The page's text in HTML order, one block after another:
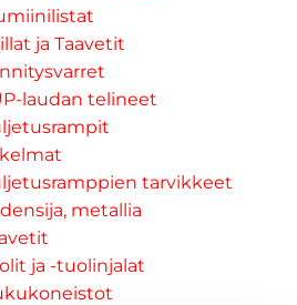
ja Taavetit
laudan telineet
tarvikkeet
metallia
ja -tuolinjalat